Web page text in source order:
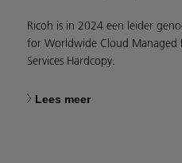
Ricoh is in 2024 een leider
for Worldwide Cloud Managed
Services Hardcopy.
Lees meer